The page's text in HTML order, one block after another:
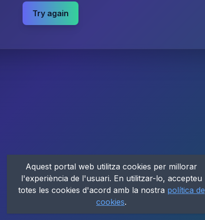
Try again
Aquest portal web utilitza cookies per millorar
l'experiència de l'usuari. En utilitzar-lo, accepteu
totes les cookies d'acord amb la nostra política de
cookies.